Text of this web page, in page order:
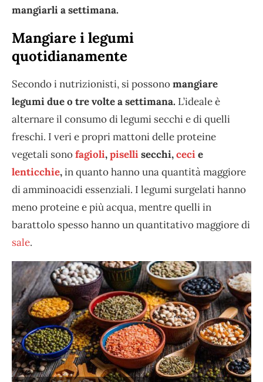
mangiarli a settimana.
Mangiare i legumi
quotidianamente
Secondo i nutrizionisti, si possonomangiare
legumi due o tre volte a settimana. L’ideale è
alternare il consumo di legumi secchi e di quelli
freschi. I veri e propri mattoni delle proteine
vegetali sonofagioli,pisellisecchi,cecie
lenticchie,in quanto hanno una quantità maggiore
di amminoacidi essenziali. I legumi surgelati hanno
meno proteine e più acqua, mentre quelli in
barattolo spesso hanno un quantitativo maggiore di
sale.